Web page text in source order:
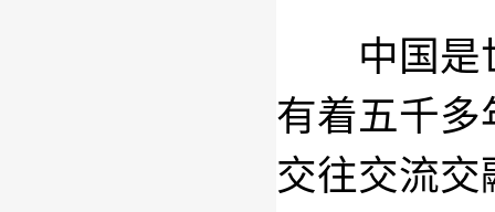
中国是世
有着五千多
交往交流